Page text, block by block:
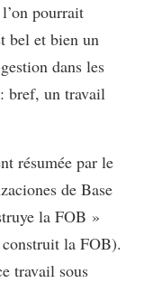
pourrait
bel et bien un
dans les
bref, un travail
résumée par le
de Base
la FOB »
construit la FOB).
travail sous